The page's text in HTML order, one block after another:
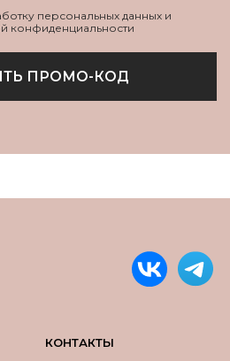
персональных данных и
конфиденциальности
ПОЛУЧИТЬ ПРОМО-КОД
КОНТАКТЫ